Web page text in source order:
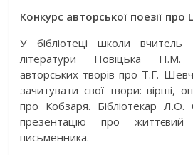
Конкурс авторської поезії
У бібліотеці школи вчитель
літератури Новіцька Н.М.
авторських творів про Т.Г.
зачитувати свої твори: вірші,
про Кобзаря. Бібліотекар Л.О.
презентацію про
письменника.